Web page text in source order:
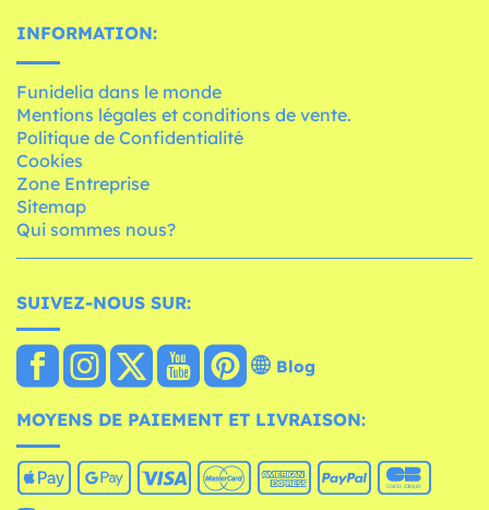
INFORMATION:
Funidelia dans le monde
Mentions légales et conditions de vente.
Politique de Confidentialité
Cookies
Zone Entreprise
Sitemap
Qui sommes nous?
SUIVEZ-NOUS SUR:
Blog
MOYENS DE PAIEMENT ET LIVRAISON: